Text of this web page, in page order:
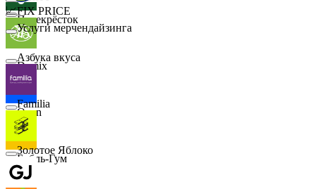
Перекрёсток
Demix
Ozon
Бубль-Гум
FIX PRICE
Азбука вкуса
Familia
Золотое Яблоко
📈
Услуги мерчендайзинга